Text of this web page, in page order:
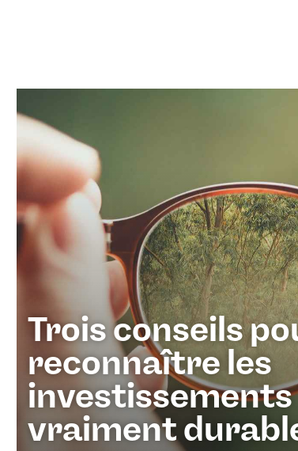
Trois conseils
reconnaître les
investissements
vraiment